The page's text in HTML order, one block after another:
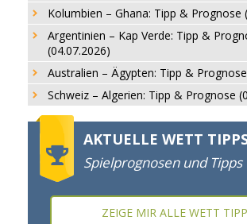
Kolumbien – Ghana: Tipp & Prognose
Argentinien – Kap Verde: Tipp &
(04.07.2026)
Australien – Ägypten: Tipp &
Schweiz – Algerien: Tipp & Prognose
AKTUELLE WETT
Spielprognosen und Tipps
ZEIGE MIR ALLE WETT